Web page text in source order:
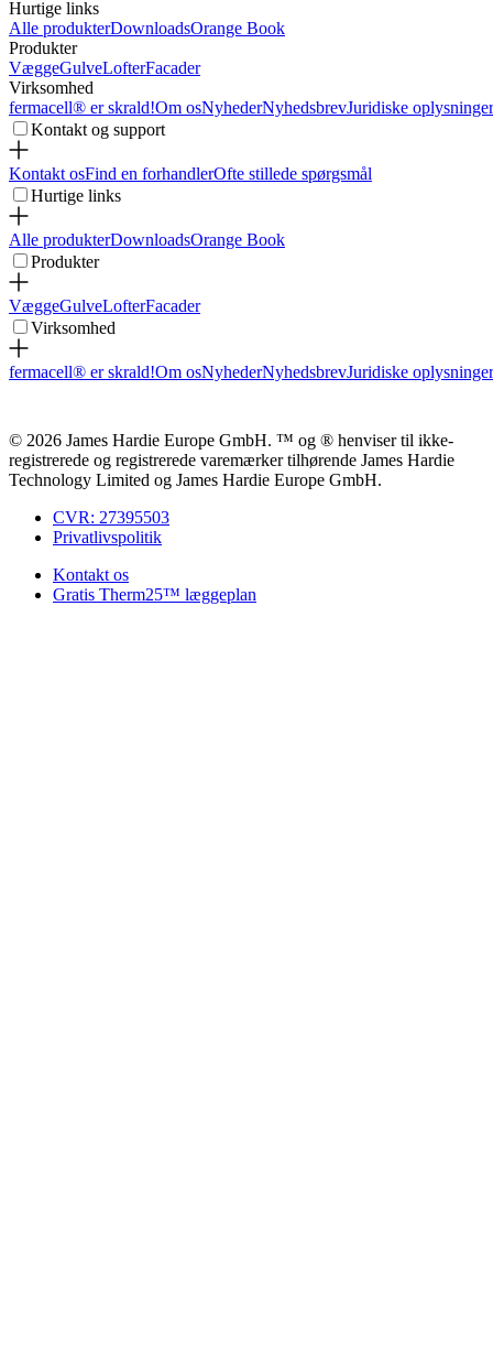
Hurtige links
Alle produkterDownloadsOrange Book
Produkter
VæggeGulveLofterFacader
Virksomhed
fermacell® er skrald!Om osNyhederNyhedsbrevJuridiske oplysninger
Kontakt og support
Kontakt osFind en forhandlerOfte stillede spørgsmål
Hurtige links
Alle produkterDownloadsOrange Book
Produkter
VæggeGulveLofterFacader
Virksomhed
fermacell® er skrald!Om osNyhederNyhedsbrevJuridiske oplysninger
© 2026 James Hardie Europe GmbH. ™ og ® henviser til ikke-
registrerede og registrerede varemærker tilhørende James Hardie
Technology Limited og James Hardie Europe GmbH.
CVR: 27395503
Privatlivspolitik
Kontakt os
Gratis Therm25™ læggeplan